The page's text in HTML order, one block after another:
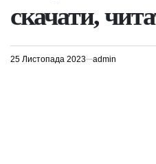
скачати,
25 Листопада 2023 admin